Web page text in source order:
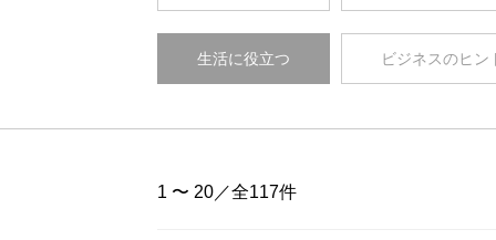
生活に役立つ ビジネスのヒン
1 〜 20／全117件